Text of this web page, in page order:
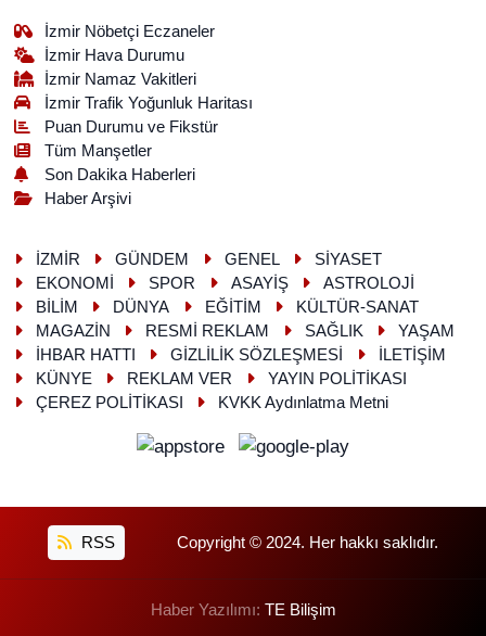
İzmir Nöbetçi Eczaneler
İzmir Hava Durumu
İzmir Namaz Vakitleri
İzmir Trafik Yoğunluk Haritası
Puan Durumu ve Fikstür
Tüm Manşetler
Son Dakika Haberleri
Haber Arşivi
İZMİR GÜNDEM GENEL
SİYASET
EKONOMİ
SPOR ASAYİŞ
ASTROLOJİ
BİLİM
DÜNYA EĞİTİM
KÜLTÜR-SANAT
MAGAZİN
RESMİ REKLAM SAĞLIK
YAŞAM
İHBAR HATTI
GİZLİLİK SÖZLEŞMESİ
İLETİŞİM
KÜNYE
REKLAM VER
YAYIN POLİTİKASI
ÇEREZ POLİTİKASI
KVKK Aydınlatma Metni
RSS Copyright © 2024. Her hakkı saklıdır.
Haber Yazılımı: TE Bilişim